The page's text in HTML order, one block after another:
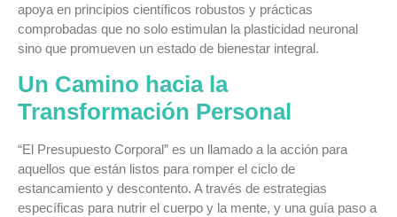
apoya en principios científicos robustos y prácticas
comprobadas que no solo estimulan la plasticidad neuronal
sino que promueven un estado de bienestar integral.
Un Camino hacia la
Transformación Personal
“El Presupuesto Corporal” es un llamado a la acción para
aquellos que están listos para romper el ciclo de
estancamiento y descontento. A través de estrategias
específicas para nutrir el cuerpo y la mente, y una guía paso a